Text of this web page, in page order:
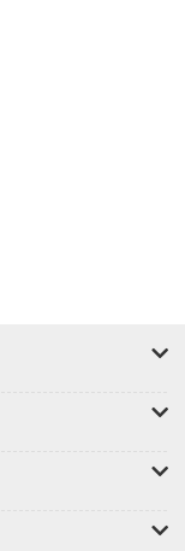
覆追問，也是
落與堅持，
至期許受到理
點也不孤獨。